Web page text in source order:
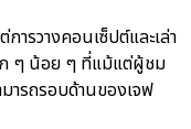
ารวางคอนเซ็ปต์และเล่า
ก ๆ น้อย ๆ ที่แม้แต่ผู้ชม
ารถรอบด้านของเจฟ